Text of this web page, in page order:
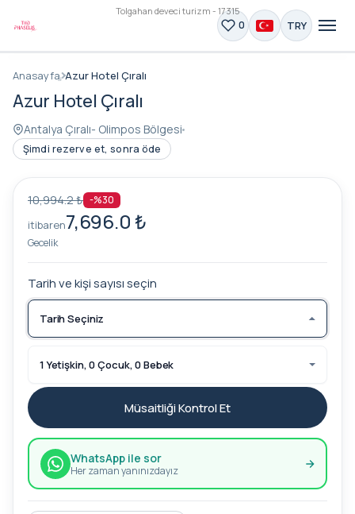
Tolgahan deveci turizm - 17315
0 TRY
Anasayfa Azur Hotel Çıralı
Azur Hotel Çıralı
Antalya Çıralı- Olimpos Bölgesi
Şimdi rezerve et, sonra öde
10,994.2 ₺ -%30
itibaren7,696.0 ₺
Gecelik
Tarih ve kişi sayısı seçin
Tarih Seçiniz
1 Yetişkin, 0 Çocuk, 0 Bebek
Müsaitliği Kontrol Et
WhatsApp ile sor
Her zaman yanınızdayız